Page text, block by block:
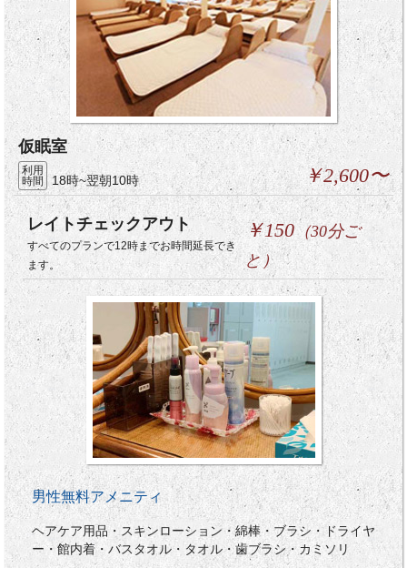
仮眠室
利用
時間
18時~翌朝10時 ￥2,600〜
レイトチェックアウト
すべてのプランで12時までお時間延長でき
ます。
￥150 （30分ご
と）
男性無料アメニティ
ヘアケア用品・スキンローション・綿棒・ブラシ・ドライヤ
ー・館内着・バスタオル・タオル・歯ブラシ・カミソリ